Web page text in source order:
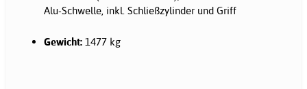
Alu-Schwelle, inkl. Schließzylinder und Griff
Gewicht: 1477 kg